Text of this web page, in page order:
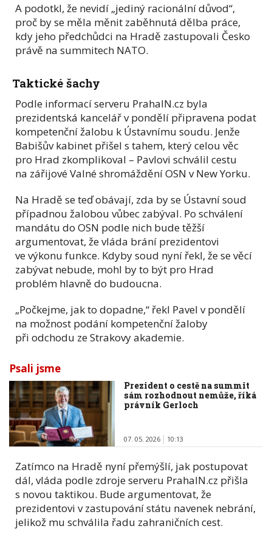
A podotkl, že nevidí „jediný racionální důvod“,
proč by se měla měnit zaběhnutá dělba práce,
kdy jeho předchůdci na Hradě zastupovali Česko
právě na summitech NATO.
Taktické šachy
Podle informací serveru PrahaIN.cz byla
prezidentská kancelář v pondělí připravena podat
kompetenční žalobu k Ústavnímu soudu. Jenže
Babišův kabinet přišel s tahem, který celou věc
pro Hrad zkomplikoval – Pavlovi schválil cestu
na zářijové Valné shromáždění OSN v New Yorku.
Na Hradě se teď obávají, zda by se Ústavní soud
případnou žalobou vůbec zabýval. Po schválení
mandátu do OSN podle nich bude těžší
argumentovat, že vláda brání prezidentovi
ve výkonu funkce. Kdyby soud nyní řekl, že se věcí
zabývat nebude, mohl by to být pro Hrad
problém hlavně do budoucna.
„Počkejme, jak to dopadne,“ řekl Pavel v pondělí
na možnost podání kompetenční žaloby
při odchodu ze Strakovy akademie.
Psali jsme
Prezident o cestě na summit
sám rozhodnout nemůže, říká
právník Gerloch
07. 05. 2026 10:13
Zatímco na Hradě nyní přemýšlí, jak postupovat
dál, vláda podle zdroje serveru PrahaIN.cz přišla
s novou taktikou. Bude argumentovat, že
prezidentovi v zastupování státu navenek nebrání,
jelikož mu schválila řadu zahraničních cest.